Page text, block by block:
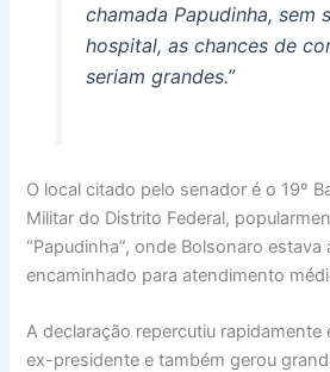
chamada Papudinha, sem
hospital, as chances de
seriam grandes.”
O local citado pelo senador é o 19º
Militar do Distrito Federal,
“Papudinha”, onde Bolsonaro estava
encaminhado para atendimento
A declaração repercutiu
ex-presidente e também gerou